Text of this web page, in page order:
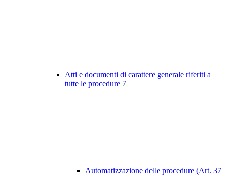
Atti e documenti di carattere generale riferiti a
tutte le procedure 7
Automatizzazione delle procedure (Art. 37